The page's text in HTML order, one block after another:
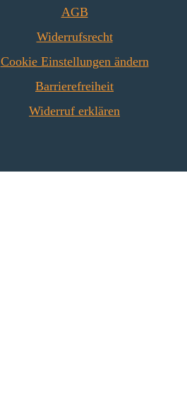
AGB
Widerrufsrecht
Cookie Einstellungen ändern
Barrierefreiheit
Widerruf erklären